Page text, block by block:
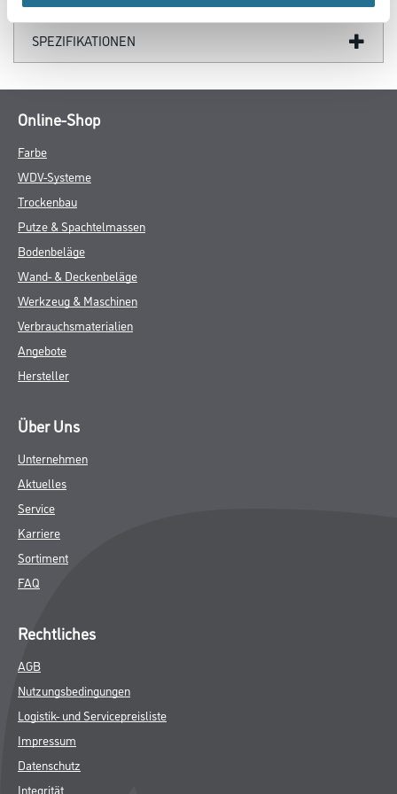
SPEZIFIKATIONEN
Online-Shop
Farbe
WDV-Systeme
Trockenbau
Putze & Spachtelmassen
Bodenbeläge
Wand- & Deckenbeläge
Werkzeug & Maschinen
Verbrauchsmaterialien
Angebote
Hersteller
Über Uns
Unternehmen
Aktuelles
Service
Karriere
Sortiment
FAQ
Rechtliches
AGB
Nutzungsbedingungen
Logistik- und Servicepreisliste
Impressum
Datenschutz
Integrität